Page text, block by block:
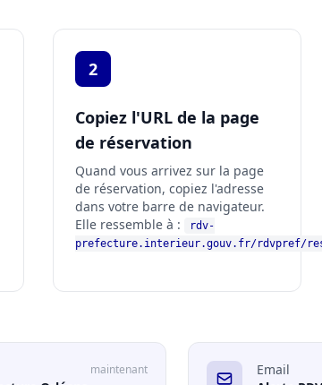
2
Copiez l'URL de la page
de réservation
Quand vous arrivez sur la page
de réservation, copiez l'adresse
dans votre barre de navigateur.
Elle ressemble à :
rdv-
prefecture.interieur.gouv.fr/rdvpref/
maintenant Email